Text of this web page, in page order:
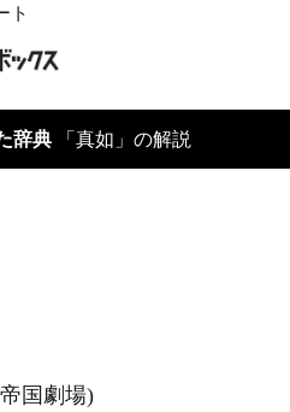
ト
辞典 「真如」の解説
国劇場)